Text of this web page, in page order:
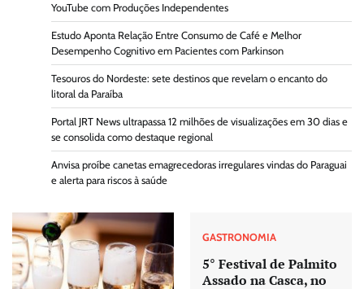
YouTube com Produções Independentes
Estudo Aponta Relação Entre Consumo de Café e Melhor
Desempenho Cognitivo em Pacientes com Parkinson
Tesouros do Nordeste: sete destinos que revelam o encanto do
litoral da Paraíba
Portal JRT News ultrapassa 12 milhões de visualizações em 30 dias e
se consolida como destaque regional
Anvisa proíbe canetas emagrecedoras irregulares vindas do Paraguai
e alerta para riscos à saúde
GASTRONOMIA
5° Festival de Palmito
Assado na Casca, no